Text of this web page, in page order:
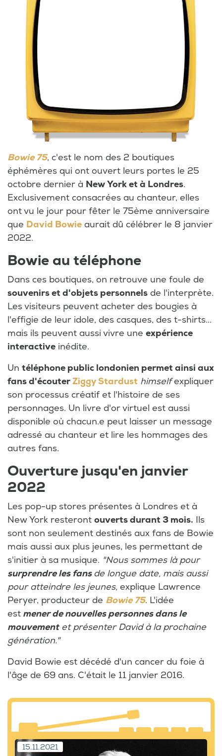
Bowie 75, c'est le nom des 2 boutiques
éphémères qui ont ouvert leurs portes le 25
octobre dernier à New York et à Londres.
Exclusivement consacrées au chanteur, elles
ont vu le jour pour fêter le 75ème anniversaire
que David Bowie aurait dû célébrer le 8 janvier
2022.
Bowie au téléphone
Dans ces boutiques, on retrouve une foule de
souvenirs et d'objets personnels de l'interprète.
Les visiteurs peuvent acheter des bougies à
l'effigie de leur idole, des casques, des t-shirts...
mais ils peuvent aussi vivre une expérience
interactive inédite.
Un téléphone public londonien permet ainsi aux
fans d'écouterZiggy Stardust himselfexpliquer
son processus créatif et l'histoire de ses
personnages. Un livre d'or virtuel est aussi
disponible où chacun.e peut laisser un message
adressé au chanteur et lire les hommages des
autres fans.
Ouverture jusqu'en janvier
2022
Les pop-up stores présentes à Londres et à
New York resteront ouverts durant 3 mois. Ils
sont non seulement destinés aux fans de Bowie
mais aussi aux plus jeunes, les permettant de
s'initier à sa musique. "Nous sommes là pour
surprendre les fansde longue date, mais aussi
pour atteindre les jeunes, explique Lawrence
Peryer, producteur de Bowie 75. L'idée
est mener de nouvelles personnes dans le
mouvementet présenter David à la prochaine
génération."
David Bowie est décédé d'un cancer du foie à
l'âge de 69 ans. C'était le 11 janvier 2016.
15.11.2021